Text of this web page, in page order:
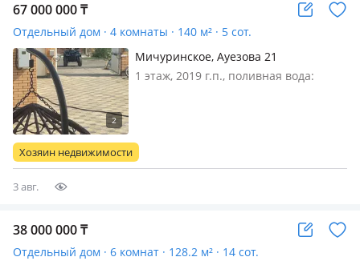
67 000 000₸
Отдельный дом · 4 комнаты · 140 м² · 5 сот.
Мичуринское, Ауезова 21
1 этаж, 2019 г.п., поливная вода:
Перспективный экологически чистый
район в 5 мин от города Дом
Хозяин недвижимости
3 авг.
38 000 000₸
Отдельный дом · 6 комнат · 128.2 м² · 14 сот.